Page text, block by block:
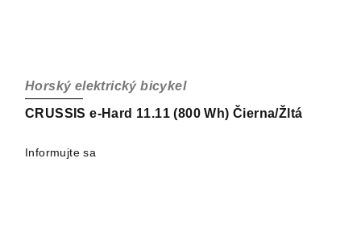
CRUSSIS e-Hard 11.11 (800 Wh) Čierna/Žltá
Horský elektrický bicykel
Informujte sa